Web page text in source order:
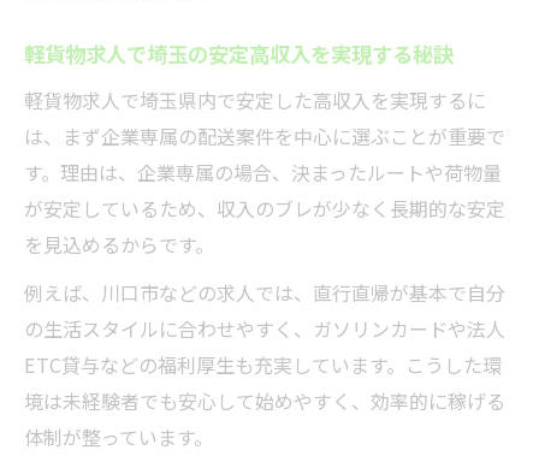
未経験から始める軽貨物配送が選ばれる理由
未経験でも安心して始められる軽貨物求人
の強み
普通免許で挑戦できる軽貨物配送のメリッ
トとは
埼玉県の軽貨物求人が未経験に人気な理由
を解説
軽貨物ドライバー求人で無理なくスタート
する方法
業務委託の軽貨物配送が未経験者に適して
いる理由
軽貨物求人で埼玉の安定高収入を実現する秘訣
軽貨物求人で埼玉県内で安定した高収入を実現するに
は、まず企業専属の配送案件を中心に選ぶことが重要で
す。理由は、企業専属の場合、決まったルートや荷物量
が安定しているため、収入のブレが少なく長期的な安定
を見込めるからです。
例えば、川口市などの求人では、直行直帰が基本で自分
の生活スタイルに合わせやすく、ガソリンカードや法人
ETC貸与などの福利厚生も充実しています。こうした環
境は未経験者でも安心して始めやすく、効率的に稼げる
体制が整っています。